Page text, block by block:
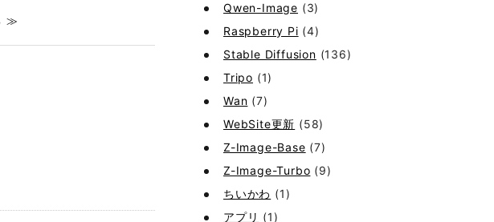
≫
Qwen-Image (3)
Raspberry Pi (4)
Stable Diffusion (136)
Tripo (1)
Wan (7)
WebSite更新 (58)
Z-Image-Base (7)
Z-Image-Turbo (9)
ちいかわ (1)
アプリ (1)